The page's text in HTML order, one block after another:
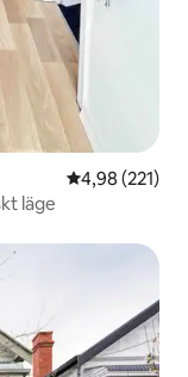
4,98 av 5 i
4,98 (221)
läge